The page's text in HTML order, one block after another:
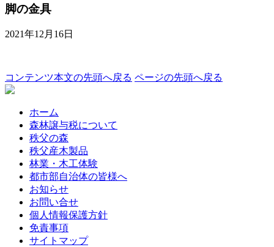
脚の金具
2021年12月16日
コンテンツ本文の先頭へ戻る ページの先頭へ戻る
ホーム
森林譲与税について
秩父の森
秩父産木製品
林業・木工体験
都市部自治体の皆様へ
お知らせ
お問い合せ
個人情報保護方針
免責事項
サイトマップ